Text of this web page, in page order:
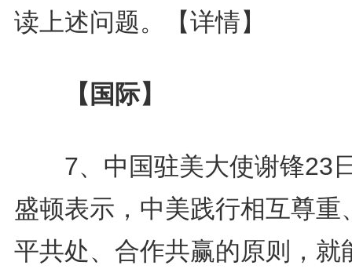
读上述问题。
【详情】
【国际】
7、中国驻美大使谢锋23
盛顿表示，中美践行相互尊重
平共处、合作共赢的原则，就